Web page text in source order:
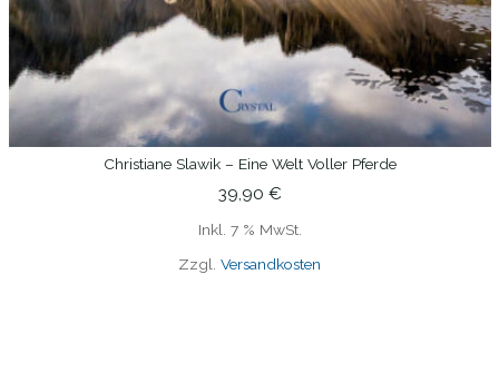
IN DEN WARENKORB
Christiane Slawik – Eine Welt Voller Pferde
39,90 €
Inkl. 7 % MwSt.
Zzgl. Versandkosten